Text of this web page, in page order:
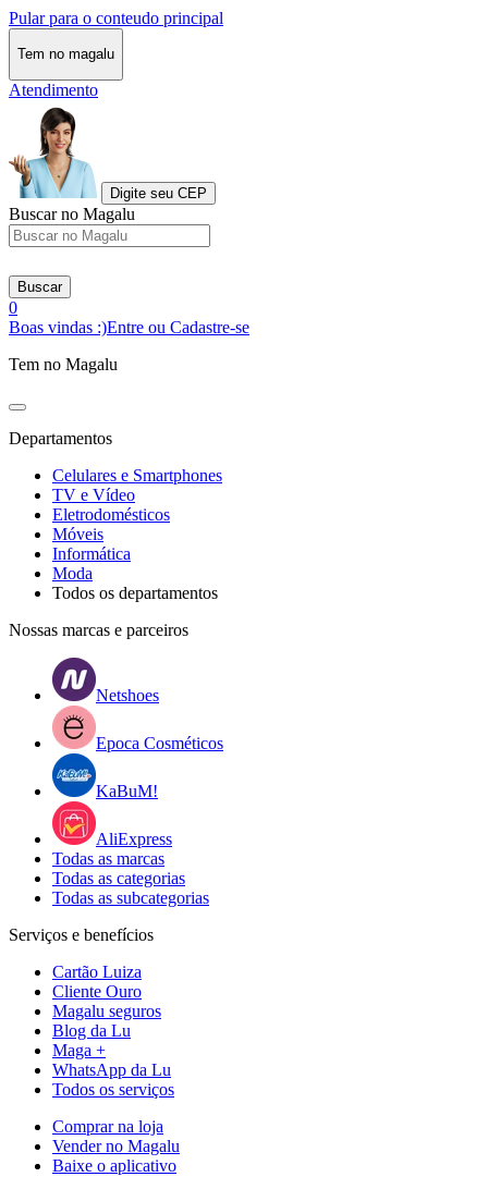
Pular para o conteudo principal
Tem no magalu
Atendimento
Digite seu CEP
Buscar no Magalu
Buscar
0
Boas vindas :)Entre ou Cadastre-se
Tem no Magalu
Departamentos
Celulares e Smartphones
TV e Vídeo
Eletrodomésticos
Móveis
Informática
Moda
Todos os departamentos
Nossas marcas e parceiros
Netshoes
Epoca Cosméticos
KaBuM!
AliExpress
Todas as marcas
Todas as categorias
Todas as subcategorias
Serviços e benefícios
Cartão Luiza
Cliente Ouro
Magalu seguros
Blog da Lu
Maga +
WhatsApp da Lu
Todos os serviços
Comprar na loja
Vender no Magalu
Baixe o aplicativo